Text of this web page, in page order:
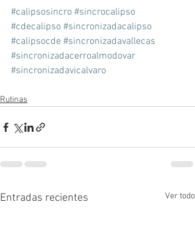
#calipsosincro #sincrocalipso
#cdecalipso #sincronizadacalipso
#calipsocde #sincronizadavallecas
#sincronizadacerroalmodovar
#sincronizadavicalvaro
Rutinas
Entradas recientes Ver todo